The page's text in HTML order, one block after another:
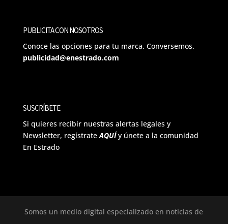
PUBLICITA CON NOSOTROS
Conoce las opciones para tu marca. Conversemos.
publicidad@enestrado.com
SUSCRÍBETE
Si quieres recibir nuestras alertas legales y
Newsletter, regístrateAQUÍ y únete a la comunidad
En Estrado
Somos un medio digital especializado en noticias de